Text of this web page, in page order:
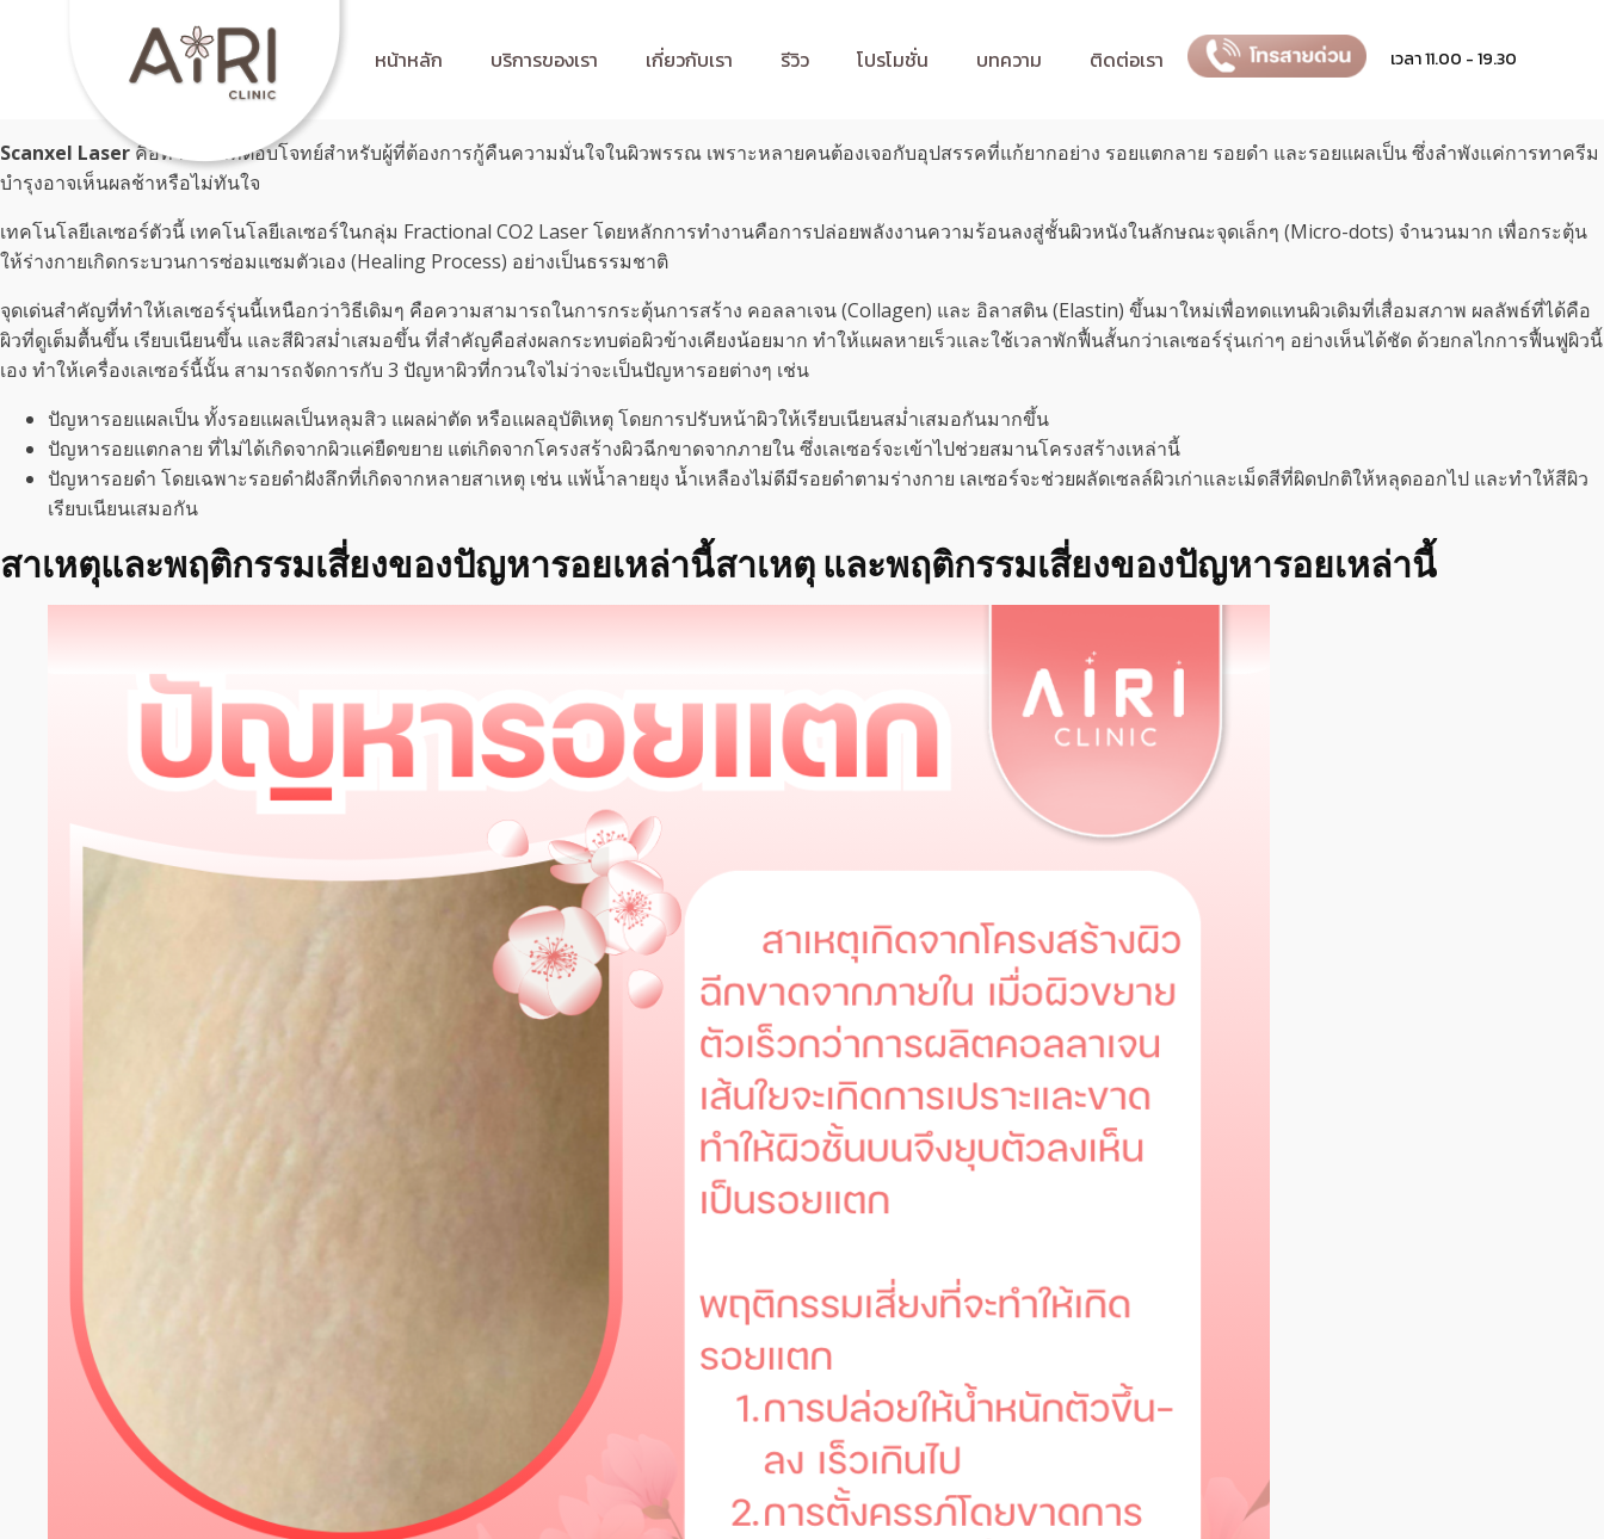
หน้าหลัก บริการของเรา เกี่ยวกับเรา รีวิว โปรโมชั่น บทความ ติดต่อเรา เวลา 11.00 - 19.30
Scanxel Laserคือทางออกที่ตอบโจทย์สำหรับผู้ที่ต้องการกู้คืนความมั่นใจในผิวพรรณ เพราะหลายคนต้องเจอกับอุปสรรคที่แก้ยากอย่าง รอยแตกลาย รอยดำ และรอยแผลเป็น ซึ่งลำพังแค่การทาครีม
บำรุงอาจเห็นผลช้าหรือไม่ทันใจ
เทคโนโลยีเลเซอร์ตัวนี้ เทคโนโลยีเลเซอร์ในกลุ่ม Fractional CO2 Laser โดยหลักการทำงานคือการปล่อยพลังงานความร้อนลงสู่ชั้นผิวหนังในลักษณะจุดเล็กๆ (Micro-dots) จำนวนมาก เพื่อกระตุ้น
ให้ร่างกายเกิดกระบวนการซ่อมแซมตัวเอง (Healing Process) อย่างเป็นธรรมชาติ
จุดเด่นสำคัญที่ทำให้เลเซอร์รุ่นนี้เหนือกว่าวิธีเดิมๆ คือความสามารถในการกระตุ้นการสร้าง คอลลาเจน (Collagen) และ อิลาสติน (Elastin) ขึ้นมาใหม่เพื่อทดแทนผิวเดิมที่เสื่อมสภาพ ผลลัพธ์ที่ได้คือ
ผิวที่ดูเต็มตื้นขึ้น เรียบเนียนขึ้น และสีผิวสม่ำเสมอขึ้น ที่สำคัญคือส่งผลกระทบต่อผิวข้างเคียงน้อยมาก ทำให้แผลหายเร็วและใช้เวลาพักฟื้นสั้นกว่าเลเซอร์รุ่นเก่าๆ อย่างเห็นได้ชัด ด้วยกลไกการฟื้นฟูผิวนี้
เอง ทำให้เครื่องเลเซอร์นี้นั้น สามารถจัดการกับ 3 ปัญหาผิวที่กวนใจไม่ว่าจะเป็นปัญหารอยต่างๆ เช่น
ปัญหารอยแผลเป็น ทั้งรอยแผลเป็นหลุมสิว แผลผ่าตัด หรือแผลอุบัติเหตุ โดยการปรับหน้าผิวให้เรียบเนียนสม่ำเสมอกันมากขึ้น
ปัญหารอยแตกลาย ที่ไม่ได้เกิดจากผิวแค่ยืดขยาย แต่เกิดจากโครงสร้างผิวฉีกขาดจากภายใน ซึ่งเลเซอร์จะเข้าไปช่วยสมานโครงสร้างเหล่านี้
ปัญหารอยดำ โดยเฉพาะรอยดำฝังลึกที่เกิดจากหลายสาเหตุ เช่น แพ้น้ำลายยุง น้ำเหลืองไม่ดีมีรอยดำตามร่างกาย เลเซอร์จะช่วยผลัดเซลล์ผิวเก่าและเม็ดสีที่ผิดปกติให้หลุดออกไป และทำให้สีผิว
เรียบเนียนเสมอกัน
สาเหตุและพฤติกรรมเสี่ยงของปัญหารอยเหล่านี้สาเหตุ และพฤติกรรมเสี่ยงของปัญหารอยเหล่านี้